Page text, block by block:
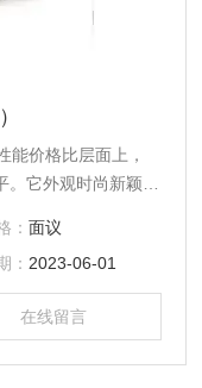
它外观时尚新颖，
： 面议
： 2023-06-01
在线留言